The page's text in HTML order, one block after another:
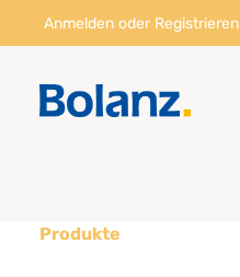
Anmelden oder Registrieren
Produkte